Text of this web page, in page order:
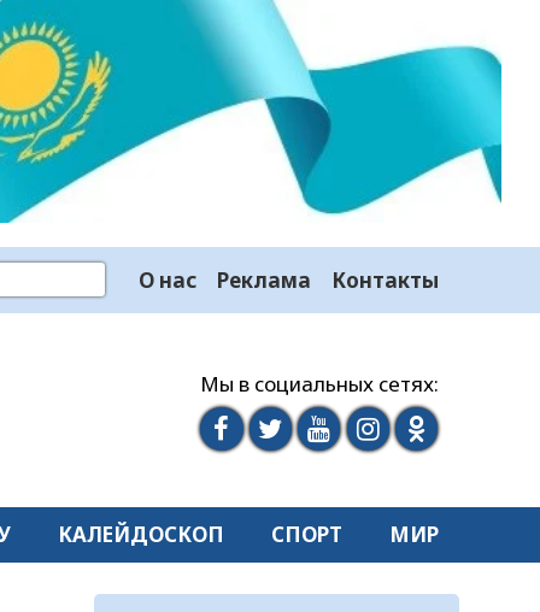
О нас Реклама Контакты
Мы в социальных сетях:
КАЛЕЙДОСКОП СПОРТ МИР